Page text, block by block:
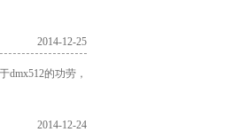
2014-12-25
的功劳，
2014-12-24